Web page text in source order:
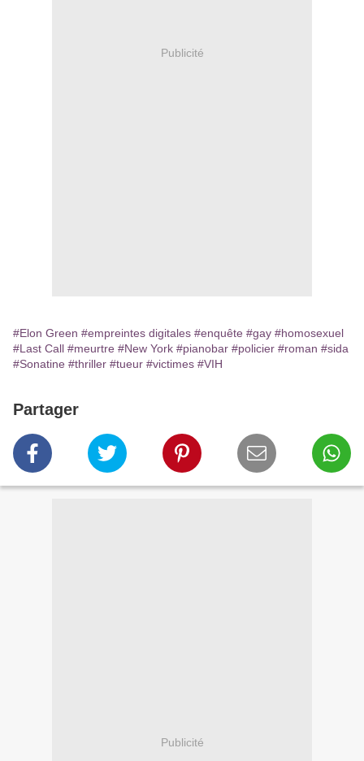
Publicité
#Elon Green #empreintes digitales #enquête #gay #homosexuel
#Last Call #meurtre #New York #pianobar #policier #roman #sida
#Sonatine #thriller #tueur #victimes #VIH
Partager
Publicité